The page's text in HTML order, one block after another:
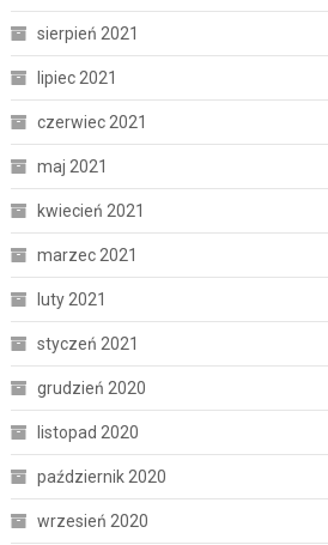
sierpień 2021
lipiec 2021
czerwiec 2021
maj 2021
kwiecień 2021
marzec 2021
luty 2021
styczeń 2021
grudzień 2020
listopad 2020
październik 2020
wrzesień 2020